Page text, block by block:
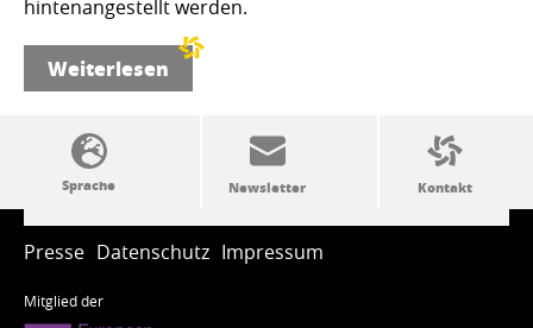
hintenangestellt werden.
Weiterlesen
SSW-Politik von A bis Z
Presse Datenschutz Impressum
Mitglied der